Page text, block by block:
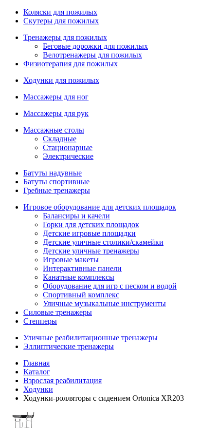
Коляски для пожилых
Скутеры для пожилых
Тренажеры для пожилых
Беговые дорожки для пожилых
Велотренажеры для пожилых
Физиотерапия для пожилых
Ходунки для пожилых
Массажеры для ног
Массажеры для рук
Массажные столы
Складные
Стационарные
Электрические
Батуты надувные
Батуты спортивные
Гребные тренажеры
Игровое оборудование для детских площадок
Балансиры и качели
Горки для детских площадок
Детские игровые площадки
Детские уличные столики/скамейки
Детские уличные тренажеры
Игровые макеты
Интерактивные панели
Канатные комплексы
Оборудование для игр с песком и водой
Спортивный комплекс
Уличные музыкальные инструменты
Силовые тренажеры
Степперы
Уличные реабилитационные тренажеры
Эллиптические тренажеры
Главная
Каталог
Взрослая реабилитация
Ходунки
Ходунки-ролляторы с сидением Ortonica XR203